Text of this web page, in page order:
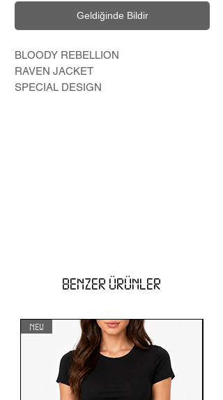
Geldiğinde Bildir
BLOODY REBELLION
RAVEN JACKET
SPECIAL DESIGN
BENZER ÜRÜNLER
NEW